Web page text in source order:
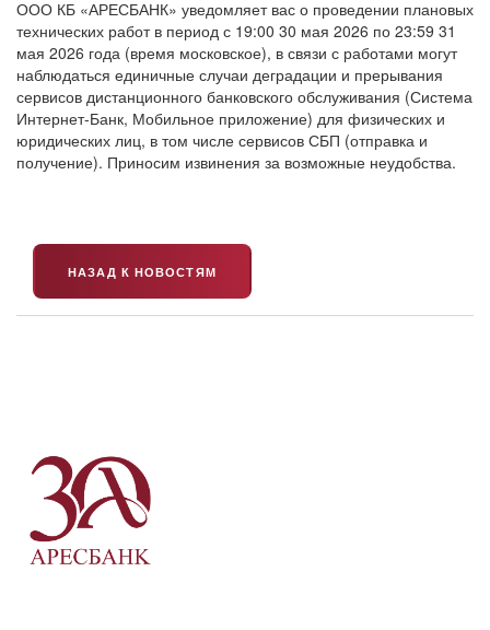
ООО КБ «АРЕСБАНК» уведомляет вас о проведении плановых
технических работ в период с 19:00 30 мая 2026 по 23:59 31
мая 2026 года (время московское), в связи с работами могут
наблюдаться единичные случаи деградации и прерывания
сервисов дистанционного банковского обслуживания (Система
Интернет-Банк, Мобильное приложение) для физических и
юридических лиц, в том числе сервисов СБП (отправка и
получение). Приносим извинения за возможные неудобства.
НАЗАД К НОВОСТЯМ